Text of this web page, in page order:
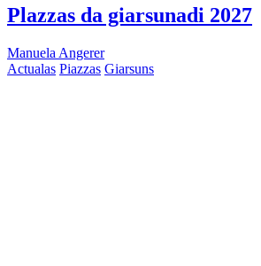
Plazzas da giarsunadi 2027
Manuela Angerer
Actualas Piazzas Giarsuns